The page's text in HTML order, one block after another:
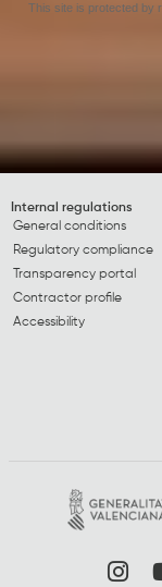
This site is protected by
Internal regulations
General conditions
Regulatory compliance
Transparency portal
Contractor profile
Accessibility